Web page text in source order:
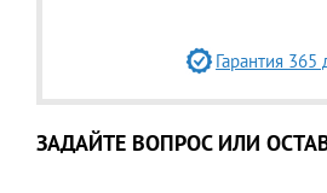
Гарантия 365
ЗАДАЙТЕ ВОПРОС ИЛИ